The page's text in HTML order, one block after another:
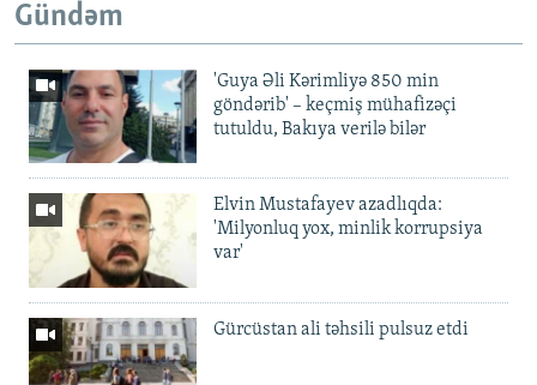
Gündəm
'Guya Əli Kərimliyə 850 min
göndərib' – keçmiş mühafizəçi
tutuldu, Bakıya verilə bilər
Elvin Mustafayev azadlıqda:
'Milyonluq yox, minlik korrupsiya
var'
Gürcüstan ali təhsili pulsuz etdi